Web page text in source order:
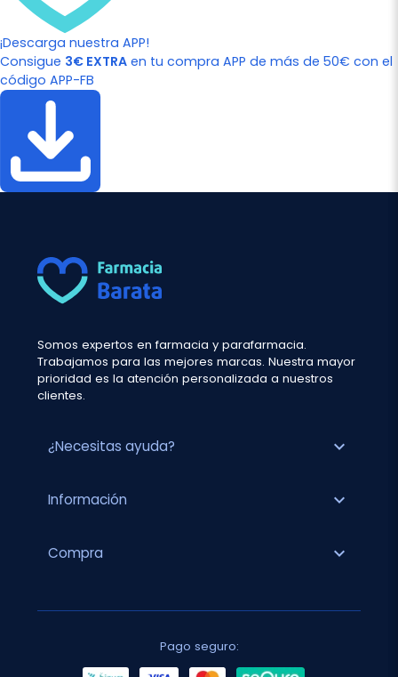
¡Descarga nuestra APP!
Consigue 3€ EXTRA en tu compra APP de más de 50€ con el
código APP-FB
Somos expertos en farmacia y parafarmacia.
Trabajamos para las mejores marcas. Nuestra mayor
prioridad es la atención personalizada a nuestros
clientes.
¿Necesitas ayuda? expand_more
Información expand_more
Compra expand_more
Pago seguro: